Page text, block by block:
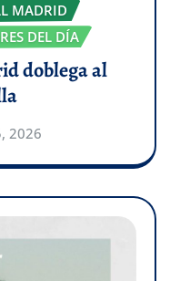
MADRID
DEL DÍA
doblega al
2026